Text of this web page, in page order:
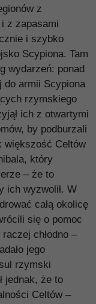
z
z zapasami
i szybko
Scypiona. Tam
wydarzeń: ponad
do armii Scypiona
rzymskiego
ich z otwartymi
by podburzali
większość Celtów
który
– że to
ich wyzwolił. W
całą okolicę
się o pomoc
chłodno –
jego
rzymski
jednak, że to
Celtów –